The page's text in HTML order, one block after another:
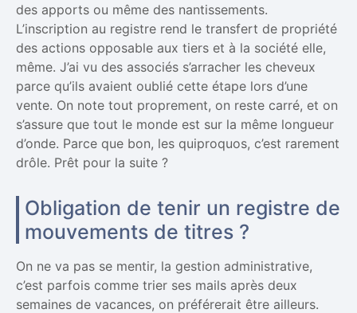
des apports ou même des nantissements.
L’inscription au registre rend le transfert de propriété
des actions opposable aux tiers et à la société elle,
même. J’ai vu des associés s’arracher les cheveux
parce qu’ils avaient oublié cette étape lors d’une
vente. On note tout proprement, on reste carré, et on
s’assure que tout le monde est sur la même longueur
d’onde. Parce que bon, les quiproquos, c’est rarement
drôle. Prêt pour la suite ?
Obligation de tenir un registre de
mouvements de titres ?
On ne va pas se mentir, la gestion administrative,
c’est parfois comme trier ses mails après deux
semaines de vacances, on préférerait être ailleurs.